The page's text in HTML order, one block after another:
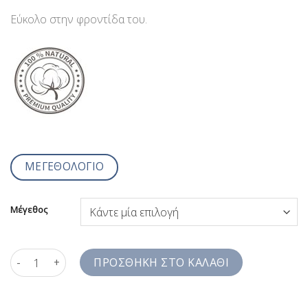
Εύκολο στην φροντίδα του.
ΜΕΓΕΘΟΛΟΓΙΟ
Μέγεθος
Πουκάμισο Πτι Καρό Λιλά Ανοιχτό Βαμβακερό Jazzy Studio
ΠΡΟΣΘΉΚΗ ΣΤΟ ΚΑΛΆΘΙ